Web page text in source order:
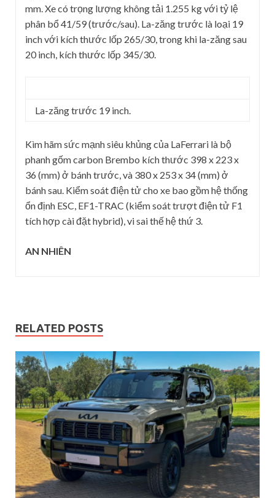
mm. Xe có trọng lượng không tải 1.255 kg với tỷ lệ
phân bổ 41/59 (trước/sau). La-zăng trước là loại 19
inch với kích thước lốp 265/30, trong khi la-zăng sau
20 inch, kích thước lốp 345/30.
La-zăng trước 19 inch.
Kìm hãm sức mạnh siêu khủng của LaFerrari là bộ
phanh gốm carbon Brembo kích thước 398 x 223 x
36 (mm) ở bánh trước, và 380 x 253 x 34 (mm) ở
bánh sau. Kiểm soát điện tử cho xe bao gồm hệ thống
ổn định ESC, EF1-TRAC (kiểm soát trượt điện tử F1
tích hợp cài đặt hybrid), vi sai thế hệ thứ 3.
AN NHIÊN
RELATED POSTS